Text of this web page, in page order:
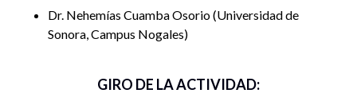
Dr. Nehemías Cuamba Osorio Universidad de
Sonora, Campus Nogales
GIRO DE LA ACTIVIDAD: